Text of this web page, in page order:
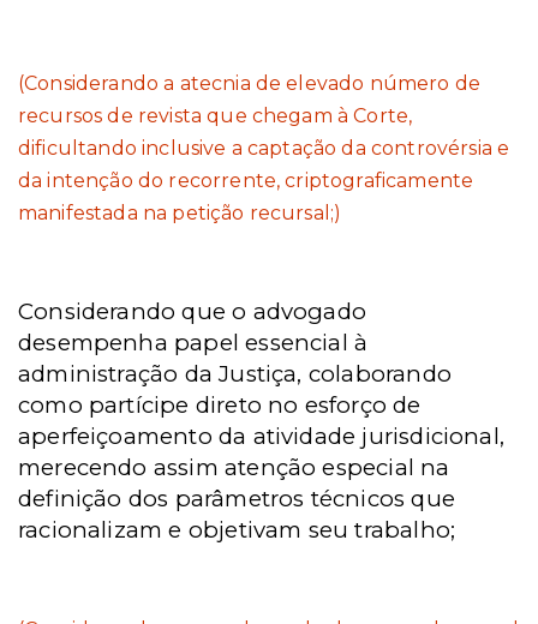
(Considerando a atecnia de elevado número de
recursos de revista que chegam à Corte,
dificultando inclusive a captação da controvérsia e
da intenção do recorrente, criptograficamente
manifestada na petição recursal;)
Considerando que o advogado
desempenha papel essencial à
administração da Justiça, colaborando
como partícipe direto no esforço de
aperfeiçoamento da atividade jurisdicional,
merecendo assim atenção especial na
definição dos parâmetros técnicos que
racionalizam e objetivam seu trabalho;